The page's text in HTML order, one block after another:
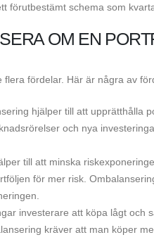
förutbestämt schema som
OM EN
fördelar. Här är några av
hjälper till att upprätthålla
och nya
till att minska
för mer risk.
investerare att köpa lågt och
kräver att man köper